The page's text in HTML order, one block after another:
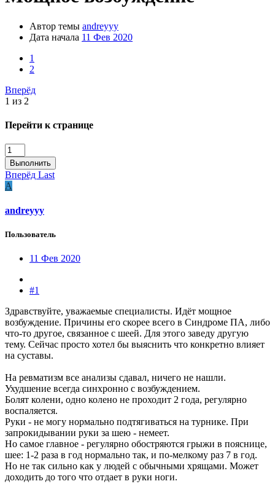
Автор темы andreyyy
Дата начала 11 Фев 2020
1
2
Вперёд
1 из 2
Перейти к странице
Выполнить
Вперёд Last
A
andreyyy
Пользователь
11 Фев 2020
#1
Здравствуйте, уважаемые специалисты. Идёт мощное
возбуждение. Причины его скорее всего в Синдроме ПА, либо
что-то другое, связанное с шеей. Для этого заведу другую
тему. Сейчас просто хотел бы выяснить что конкретно влияет
на суставы.
На ревматизм все анализы сдавал, ничего не нашли.
Ухудшение всегда синхронно с возбуждением.
Болят колени, одно колено не проходит 2 года, регулярно
воспаляется.
Руки - не могу нормально подтягиваться на турнике. При
запрокидывании руки за шею - немеет.
Но самое главное - регулярно обостряются грыжи в пояснице,
шее: 1-2 раза в год нормально так, и по-мелкому раз 7 в год.
Но не так сильно как у людей с обычными хрящами. Может
доходить до того что отдает в руки ноги.